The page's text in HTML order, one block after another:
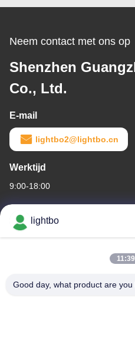
Neem contact met ons op
Shenzhen
Co., Ltd.
E-mail
lightbo2@lightbo.cn
Werktijd
9:00-18:00
Ons adres
DEVELOPMENT gebouw, NO.
lightbo
Good day, what product are